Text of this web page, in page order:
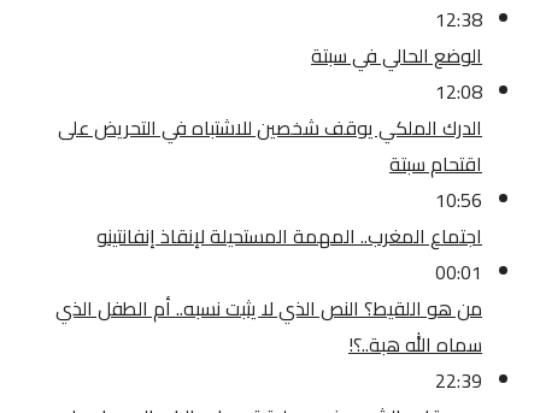
12:38
الوضع الحالي في سبتة
12:08
الدرك الملكي يوقف شخصين للاشتباه في التحريض على
اقتحام سبتة
10:56
اجتماع المغرب.. المهمة المستحيلة لإنقاذ إنفانتينو
00:01
من هو اللقيط؟ النص الذي لا يثبت نسبه.. أم الطفل الذي
سماه الله هبة..؟!
22:39